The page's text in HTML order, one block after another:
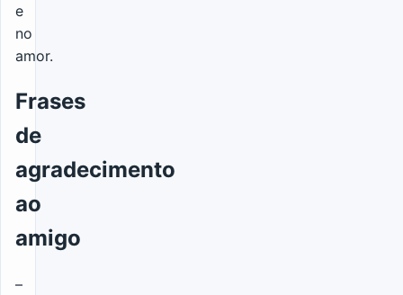
e
no
amor.
Frases
de
agradecimento
ao
amigo
–